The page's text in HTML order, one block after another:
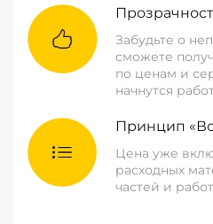
Забудьте о
сможете
по ценам и
начнутся
Принцип
Цена уже
расходных
частей и